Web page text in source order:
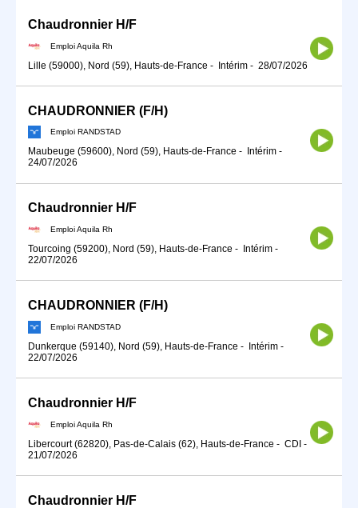
Chaudronnier H/F
Emploi Aquila Rh
Lille (59000), Nord (59), Hauts-de-France - Intérim - 28/07/2026
CHAUDRONNIER (F/H)
Emploi RANDSTAD
Maubeuge (59600), Nord (59), Hauts-de-France - Intérim -
24/07/2026
Chaudronnier H/F
Emploi Aquila Rh
Tourcoing (59200), Nord (59), Hauts-de-France - Intérim -
22/07/2026
CHAUDRONNIER (F/H)
Emploi RANDSTAD
Dunkerque (59140), Nord (59), Hauts-de-France - Intérim -
22/07/2026
Chaudronnier H/F
Emploi Aquila Rh
Libercourt (62820), Pas-de-Calais (62), Hauts-de-France - CDI -
21/07/2026
Chaudronnier H/F